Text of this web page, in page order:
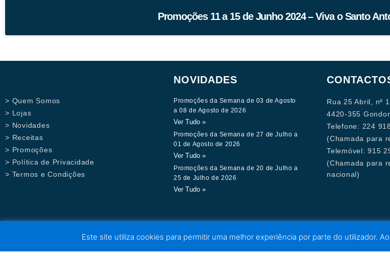
Promoções 11 a 15 de Junho 2024 – Viva o Santo
> Quem Somos
> Lojas
> Novidades
> Receitas
> Promoções
> Política de Privacidade
> Termos e Condições
NOVIDADES
Promoções da Semana de 03 de Agosto
a 08 de Agosto de 2026
Ver Tudo »
Promoções da Semana de 27 de Julho a
01 de Agosto de 2026
Ver Tudo »
Promoções da Semana de 20 de Julho a
25 de Julho de 2026
Ver Tudo »
Rua 25 Abril, nº
4420-355
Telefone: 224
(Chamada para
Telemóvel: 915
(Chamada para
nacional)
Este site utiliza cookies para permitir uma melhor experiência por parte do utilizador.